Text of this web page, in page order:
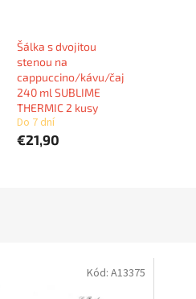
Šálka s dvojitou
stenou na
cappuccino/kávu/čaj
240 ml SUBLIME
THERMIC 2 kusy
Do 7 dní
€21,90
Kód: A13375